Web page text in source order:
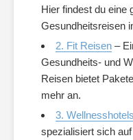
Hier findest du eine
Gesundheitsreisen
2. Fit Reisen –
Gesundheits- und
Reisen bietet
mehr an.
3.
spezialisiert sich